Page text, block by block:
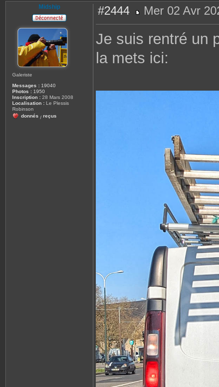
Midship
Galeriste
Messages : 19040
Photos : 1950
Inscription : 28 Mars 2008
Localisation : Le Plessis
Robinson
donnés / reçus
#2444
e
s
a
Mer 02 Avr
Je suis rentré un
la mets ici: